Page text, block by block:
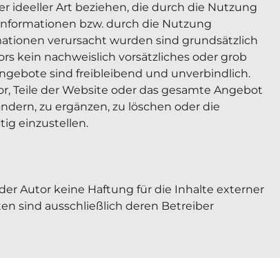
ideeller Art beziehen, die durch die Nutzung
bzw. durch die Nutzung
verursacht wurden sind grundsätzlich
kein nachweislich vorsätzliches oder grob
sind freibleibend und unverbindlich.
Teile der Website oder das gesamte Angebot
zu ergänzen, zu löschen oder die
einzustellen.
Autor keine Haftung für die Inhalte externer
sind ausschließlich deren Betreiber